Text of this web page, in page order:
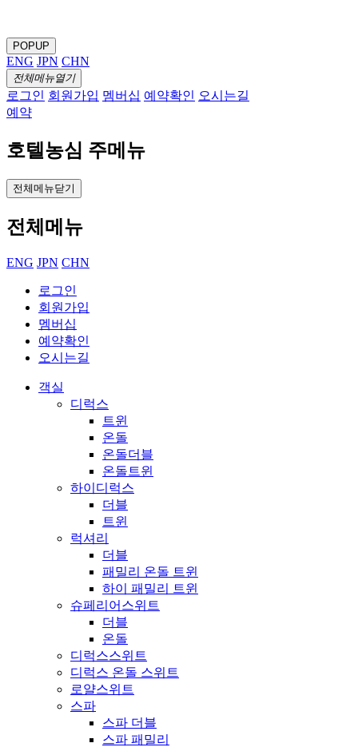
POPUP
ENG JPN CHN
전체메뉴열기
로그인 회원가입 멤버십 예약확인 오시는길
예약
호텔농심 주메뉴
전체메뉴닫기
전체메뉴
ENG JPN CHN
로그인
회원가입
멤버십
예약확인
오시는길
객실
디럭스
트윈
온돌
온돌더블
온돌트윈
하이디럭스
더블
트윈
럭셔리
더블
패밀리 온돌 트윈
하이 패밀리 트윈
슈페리어스위트
더블
온돌
디럭스스위트
디럭스 온돌 스위트
로얄스위트
스파
스파 더블
스파 패밀리